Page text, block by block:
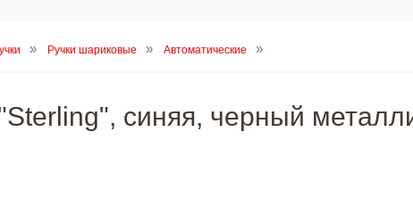
Ручки шариковые Автоматические
синяя, черный